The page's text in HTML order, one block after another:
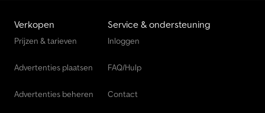
Verkopen
Prijzen & tarieven
Advertenties plaatsen
Advertenties beheren
Service & ondersteuning
Inloggen
FAQ/Hulp
Contact